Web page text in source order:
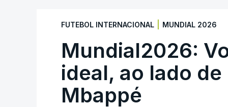
recordando o momento que fez Cabo
O ex-lateral do Benfica considerou que
reconhecimento que qualquer jogador
FUTEBOL INTERNACIONAL MUNDIAL 2026
Mundial2026:
ideal, ao lado
Mbappé